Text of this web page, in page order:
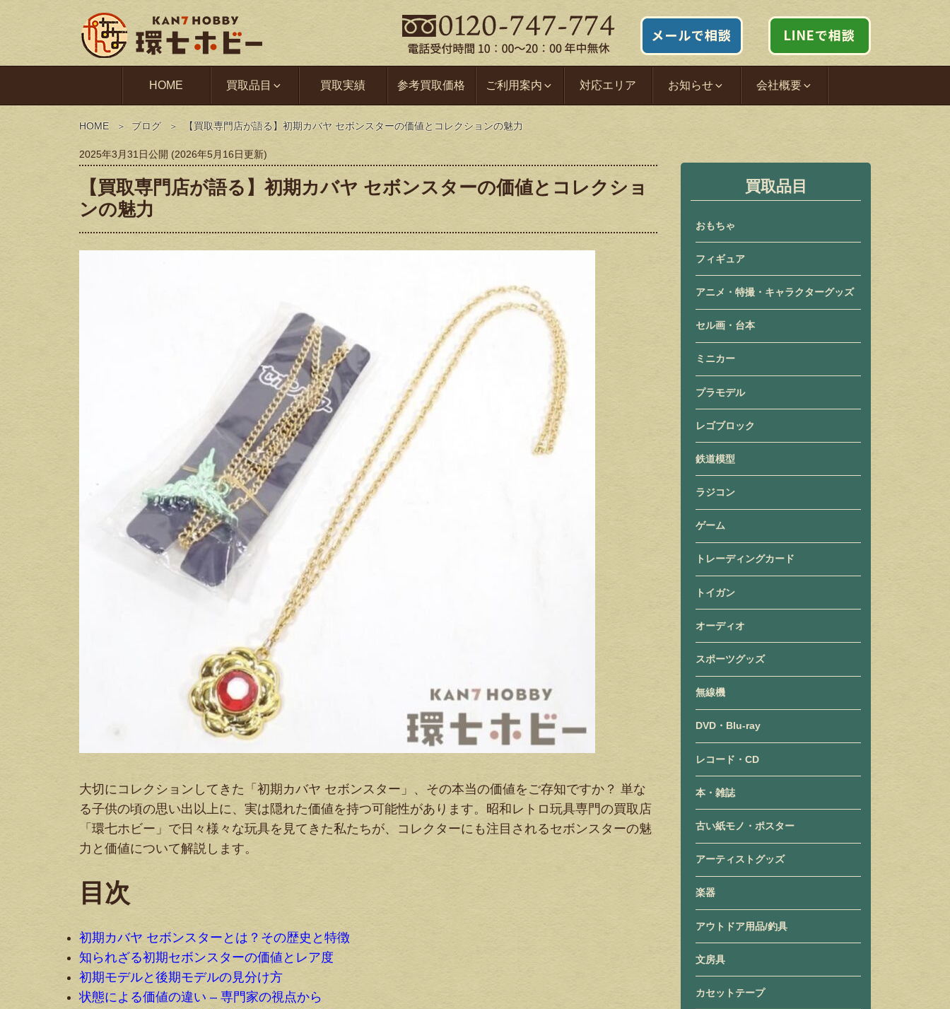
HOME 買取品目 買取実績 参考買取価格 ご利用案内 対応エリア お知らせ 会社概要
HOME ブログ 【買取専門店が語る】初期カバヤ セボンスターの価値とコレクションの魅力
2025年3月31日公開 (2026年5月16日更新)
【買取専門店が語る】初期カバヤ セボンスターの価値とコレクショ
ンの魅力
大切にコレクションしてきた「初期カバヤ セボンスター」、その本当の価値をご存知ですか？ 単な
る子供の頃の思い出以上に、実は隠れた価値を持つ可能性があります。昭和レトロ玩具専門の買取店
「環七ホビー」で日々様々な玩具を見てきた私たちが、コレクターにも注目されるセボンスターの魅
力と価値について解説します。
目次
初期カバヤ セボンスターとは？その歴史と特徴
知られざる初期セボンスターの価値とレア度
初期モデルと後期モデルの見分け方
状態による価値の違い – 専門家の視点から
買取品目
おもちゃ
フィギュア
アニメ・特撮・キャラクターグッズ
セル画・台本
ミニカー
プラモデル
レゴブロック
鉄道模型
ラジコン
ゲーム
トレーディングカード
トイガン
オーディオ
スポーツグッズ
無線機
DVD・Blu-ray
レコード・CD
本・雑誌
古い紙モノ・ポスター
アーティストグッズ
楽器
アウトドア用品/釣具
文房具
カセットテープ